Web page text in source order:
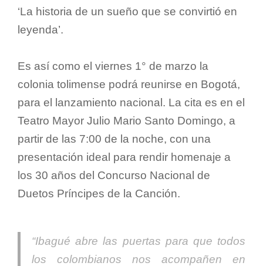
‘La historia de un sueño que se convirtió en
leyenda’.
Es así como el viernes 1° de marzo la
colonia tolimense podrá reunirse en Bogotá,
para el lanzamiento nacional. La cita es en el
Teatro Mayor Julio Mario Santo Domingo, a
partir de las 7:00 de la noche, con una
presentación ideal para rendir homenaje a
los 30 años del Concurso Nacional de
Duetos Príncipes de la Canción.
“Ibagué abre las puertas para que todos
los colombianos nos acompañen en